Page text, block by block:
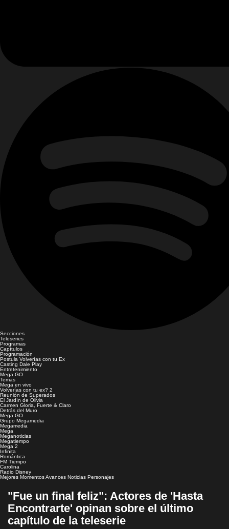
Secciones
Teleseries
Programas
Capítulos
Programación
Postula Volverías con tu Ex
Casting Dale Play
Entretenimiento
Mega GO
Temas
Mega en vivo
Volverías con tu ex? 2
Reunión de Superados
El Jardín de Olivia
Carmen Gloria, Fuerte & Claro
Detrás del Muro
Mega GO
Grupo Megamedia
Megamedia
Mega
Meganoticias
Megatiempo
Mega 2
Infinita
Romántica
FM Tiempo
Carolina
Radio Disney
Mejores MomentosAvances Noticias Personajes
"Fue un final feliz": Actores de 'Hasta
Encontrarte' opinan sobre el último
capítulo de la teleserie